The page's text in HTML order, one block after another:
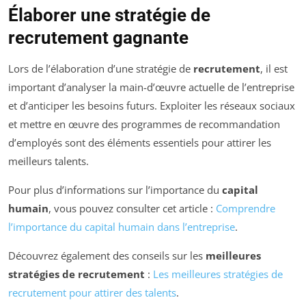
Élaborer une stratégie de
recrutement gagnante
Lors de l’élaboration d’une stratégie de recrutement, il est
important d’analyser la main-d’œuvre actuelle de l’entreprise
et d’anticiper les besoins futurs. Exploiter les réseaux sociaux
et mettre en œuvre des programmes de recommandation
d’employés sont des éléments essentiels pour attirer les
meilleurs talents.
Pour plus d’informations sur l’importance du capital
humain, vous pouvez consulter cet article : Comprendre
l’importance du capital humain dans l’entreprise.
Découvrez également des conseils sur les meilleures
stratégies de recrutement : Les meilleures stratégies de
recrutement pour attirer des talents.